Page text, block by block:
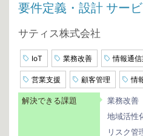
要件定義・設計 サー
サティス株式会社
IoT 業務改善 情報通
営業支援 顧客管理 情
解決できる課題 業務改善
地域活性
リスク管